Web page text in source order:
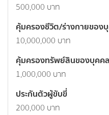
500,000 บาท
คุ้มครองชีวิต/ร่างกายของ
10,000,000 บาท
คุ้มครองทรัพย์สินของบุคค
1,000,000 บาท
ประกันตัวผู้ขับขี่
200,000 บาท